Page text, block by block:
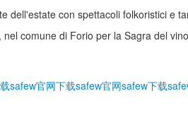
dell'estate con spettacoli folkoristici e
comune di Forio per la Sagra del
safew官网下载safew官网safew下载